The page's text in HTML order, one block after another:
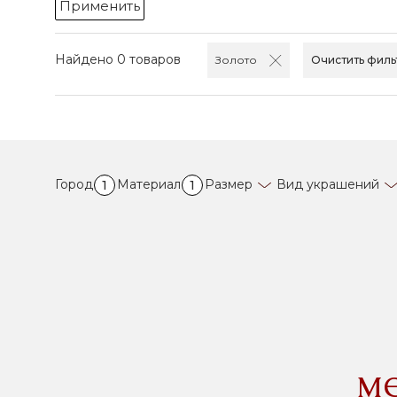
Найдено 0 товаров Золото Очистить
Применить
Город 1 Материал 1 Размер Вид украшений